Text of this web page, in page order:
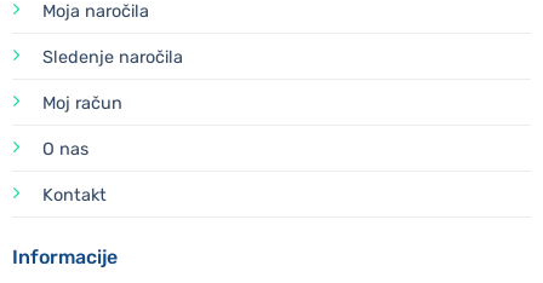
Moja naročila
Sledenje naročila
Moj račun
O nas
Kontakt
Informacije